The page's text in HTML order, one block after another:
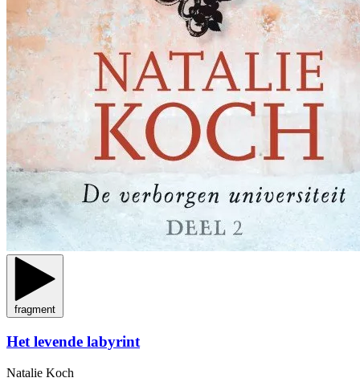
fragment
Het levende labyrint
Natalie Koch